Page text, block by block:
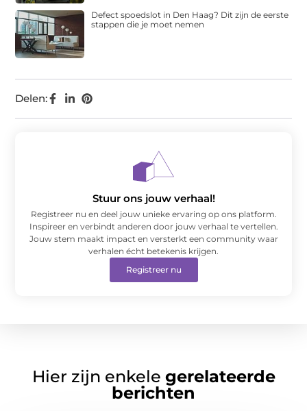
Delen:
Defect spoedslot in Den Haag? Dit zijn de eerste
stappen die je moet nemen
Stuur ons jouw verhaal!
Registreer nu en deel jouw unieke ervaring op ons platform.
Inspireer en verbindt anderen door jouw verhaal te vertellen.
Jouw stem maakt impact en versterkt een community waar
verhalen écht betekenis krijgen.
Registreer nu
Hier zijn enkele gerelateerde
berichten